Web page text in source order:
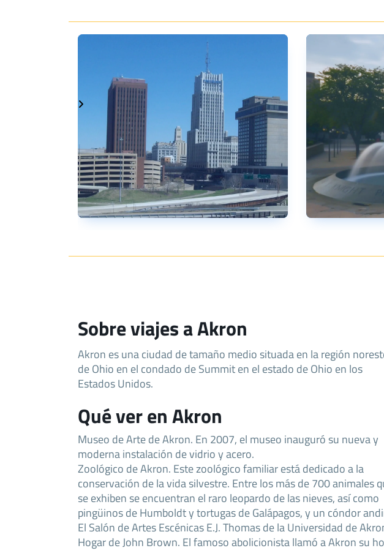
Sobre viajes a Akron
Akron es una ciudad de tamaño medio situada en la región
de Ohio en el condado de Summit en el estado de Ohio en los
Estados Unidos.
Qué ver en Akron
Museo de Arte de Akron. En 2007, el museo inauguró su nueva y
moderna instalación de vidrio y acero.
Zoológico de Akron. Este zoológico familiar está dedicado a la
conservación de la vida silvestre. Entre los más de 700 animales
se exhiben se encuentran el raro leopardo de las nieves, así como
pingüinos de Humboldt y tortugas de Galápagos, y un cóndor
El Salón de Artes Escénicas E.J. Thomas de la Universidad de
Hogar de John Brown. El famoso abolicionista llamó a Akron su